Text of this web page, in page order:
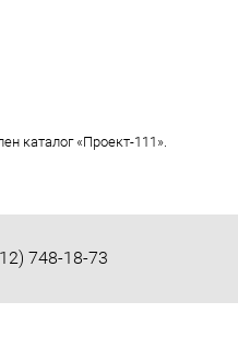
каталог «Проект-111».
748-18-73